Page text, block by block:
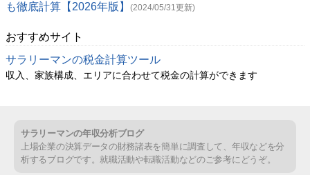
も徹底計算【2026年版】
(2024/05/31更新)
おすすめサイト
サラリーマンの税金計算ツール
収入、家族構成、エリアに合わせて税金の計算ができます
サラリーマンの年収分析ブログ
上場企業の決算データの財務諸表を簡単に調査して、年収などを分
析するブログです。就職活動や転職活動などのご参考にどうぞ。